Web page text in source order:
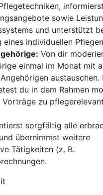
sowie
und unterstützt
eines individuellen
Von dir
einmal im Monat mit
austauschen.
du in dem Rahmen
Vorträge zu
sorgfältig alle
übernimmst weitere
Tätigkeiten (z. B.